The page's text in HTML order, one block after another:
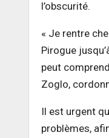
l’obscurité.
« Je rentre
Pirogue
peut
Zoglo,
Il est urgent
problèmes,